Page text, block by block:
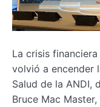
La crisis
volvió a encender
Salud de la ANDI,
Bruce Mac